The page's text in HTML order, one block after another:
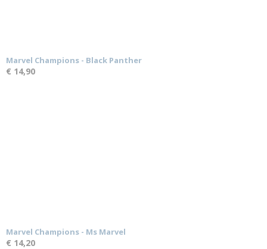
Marvel Champions - Black Panther
€ 14,90
Marvel Champions - Ms Marvel
€ 14,20